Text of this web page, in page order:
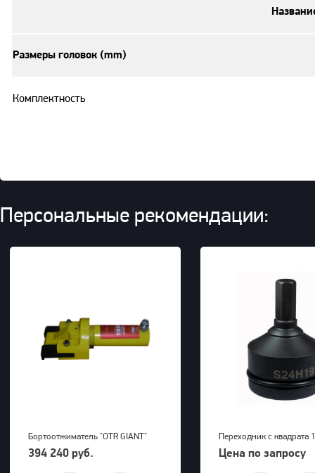
Размеры головок (mm)
Комплектность
Персональные рекомендации:
Бортоотжиматель "OTR GIANT"
(39-63") для 5-ти составных
394 240 руб.
Переходник с квадрата
внешний шестигранник
Цена по запросу